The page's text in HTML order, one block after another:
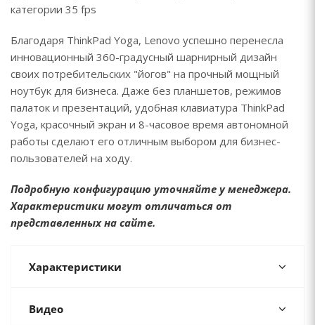
категории 35 fps
Благодаря ThinkPad Yoga, Lenovo успешно перенесла
инновационный 360-градусный шарнирный дизайн
своих потребительских "йогов" на прочный мощный
ноутбук для бизнеса. Даже без планшетов, режимов
палаток и презентаций, удобная клавиатура ThinkPad
Yoga, красочный экран и 8-часовое время автономной
работы сделают его отличным выбором для бизнес-
пользователей на ходу.
Подробную конфигурацию уточняйте у менеджера.
Характеристики могут отличаться от
представленных на сайте.
Характеристики
Видео